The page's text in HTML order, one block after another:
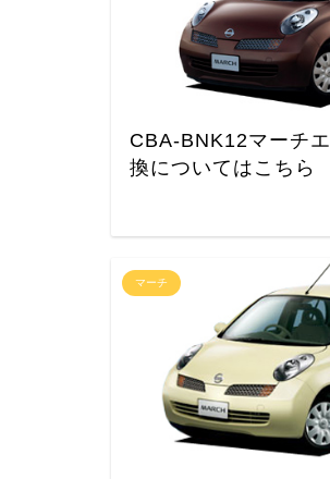
CBA-BNK12マーチ
換についてはこちら
マーチ